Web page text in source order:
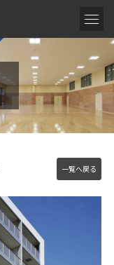
一覧へ戻る